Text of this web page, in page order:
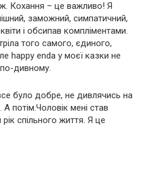
Кохання – це важливо! Я
заможний, симпатичний,
і обсипав компліментами.
того самого, єдиного,
happy enda у моєї казки не
дивному.
було добре, не дивлячись на
А потім.Чоловік мені став
спільного життя. Я це